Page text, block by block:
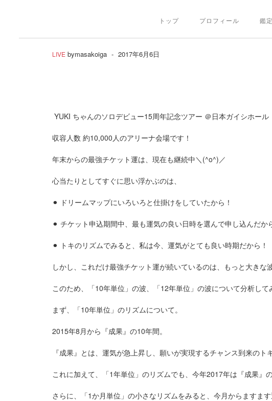
トップ プロフィール 鑑
LIVE bymasakoiga - 2017年6月6日
YUKI ちゃんのソロデビュー15周年記念ツアー ＠日本ガイシホー
収容人数 約10,000人のアリーナ会場です！
年末からの最強チケット運は、現在も継続中 ＼(^o^)／
心当たりとしてすぐに思い浮かぶのは、
⚫︎ ドリームマップにいろいろと仕掛けをしていたから！
⚫︎ チケット申込期間中、最も運気の良い日時を選んで申し込んだか
⚫︎ トキのリズムでみると、私は今、運気がとても良い時期だから！
しかし、これだけ最強チケット運が続いているのは、もっと大きな
このため、「10年単位」の波、「12年単位」の波について分析して
まず、「10年単位」のリズムについて。
2015年8月から『成果』の10年間。
『成果』とは、運気が急上昇し、願いが実現するチャンス到来のトキ
これに加えて、「1年単位」のリズムでも、今年2017年は『成果』の
さらに、「1か月単位」の小さなリズムをみると、今月からますます